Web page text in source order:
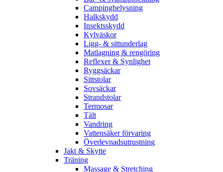
Campingbelysning
Halkskydd
Insektsskydd
Kylväskor
Ligg- & sittunderlag
Matlagning & rengöring
Reflexer & Synlighet
Ryggsäckar
Sittstolar
Sovsäckar
Strandstolar
Termosar
Tält
Vandring
Vattensäker förvaring
Överlevnadsutrustning
Jakt & Skytte
Träning
Massage & Stretching